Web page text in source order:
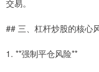
交易。
## 三、杠杆炒股的核心
1. **强制平仓风险**